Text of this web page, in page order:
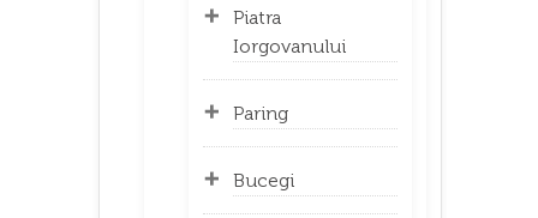
Piatra
Iorgovanului
Paring
Bucegi